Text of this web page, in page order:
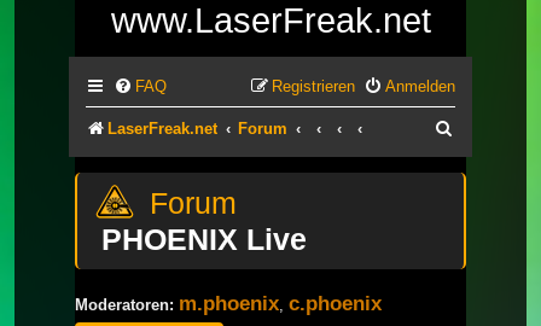
www.LaserFreak.net
FAQ Anmelden
Registrieren
LaserFreak.net Forum
PHOENIX Live
Moderatoren: m.phoenix c.phoenix